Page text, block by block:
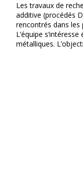
Les travaux de
additive (procédés
rencontrés dans
L’équipe
métalliques.